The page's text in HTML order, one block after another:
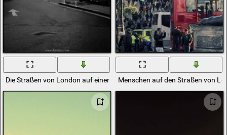
Die Straßen von London auf einem Schwarz-Weiß-Foto
Menschen auf den Straßen von